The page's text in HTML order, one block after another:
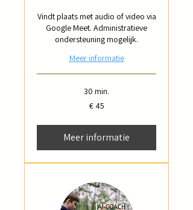
Vindt plaats met audio of video via
Google Meet. Administratieve
ondersteuning mogelijk.
Meer informatie
30 min.
€ 45
Meer informatie